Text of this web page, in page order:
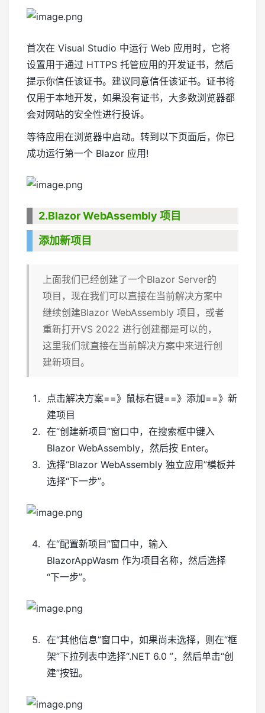
首次在 Visual Studio 中运行 Web 应用时，它将
设置用于通过 HTTPS 托管应用的开发证书，然后
提示你信任该证书。建议同意信任该证书。证书将
仅用于本地开发，如果没有证书，大多数浏览器都
会对网站的安全性进行投诉。
等待应用在浏览器中启动。转到以下页面后，你已
成功运行第一个 Blazor 应用!
2.Blazor WebAssembly 项目
添加新项目
上面我们已经创建了一个Blazor Server的
项目，现在我们可以直接在当前解决方案中
继续创建Blazor WebAssembly 项目，或者
重新打开VS 2022 进行创建都是可以的，
这里我们就直接在当前解决方案中来进行创
建新项目。
点击解决方案==》鼠标右键==》添加==》新
建项目
在“创建新项目”窗口中，在搜索框中键入
Blazor WebAssembly，然后按 Enter。
选择“Blazor WebAssembly 独立应用”模板并
选择“下一步”。
在“配置新项目”窗口中，输入
BlazorAppWasm 作为项目名称，然后选择
“下一步”。
在“其他信息”窗口中，如果尚未选择，则在“框
架”下拉列表中选择“.NET 6.0 ”，然后单击“创
建”按钮。